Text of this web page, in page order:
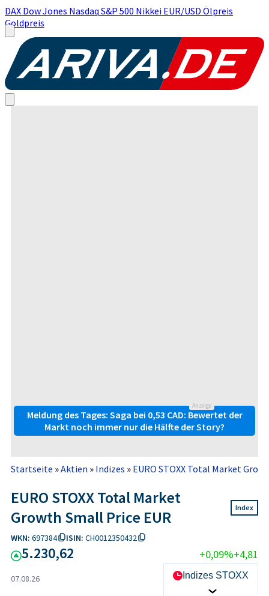
DAX Dow Jones Nasdaq S&P 500 Nikkei EUR/USD Ölpreis
Goldpreis
Anzeige
Meldung des Tages: Saga bei 0,53 CAD: Bewertet der
Markt noch immer nur die Hälfte der Story?
Startseite »Aktien » Indizes » EURO STOXX Total Market
EURO STOXX Total Market
Growth Small Price EUR
Index
WKN: 697384 ISIN: CH0012350432
5.230,62 +0,09%+4,81
07.08.26 Indizes STOXX